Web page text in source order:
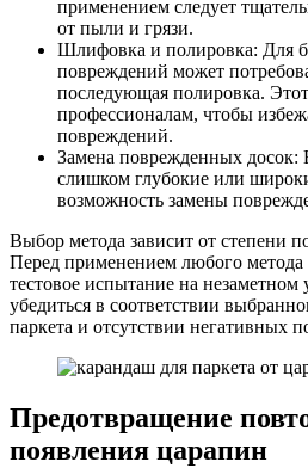
применением следует
от пыли и грязи.
Шлифовка и полировка: Для
повреждений может
последующая полировка.
профессионалам, чтобы
повреждений.
Замена поврежденных досок:
слишком глубокие или
возможность замены
Выбор метода зависит от степени
Перед применением любого метода
тестовое испытание на незаметном
убедиться в соответствии
паркета и отсутствии негативных
Предотвращение
появления царапин